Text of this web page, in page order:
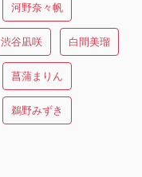
河野奈々帆
渋谷凪咲 白間美瑠
菖蒲まりん
鵜野みずき